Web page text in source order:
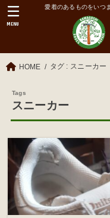
愛着のあるものをいつ
MENU
HOME タグ : スニーカー
スニーカー